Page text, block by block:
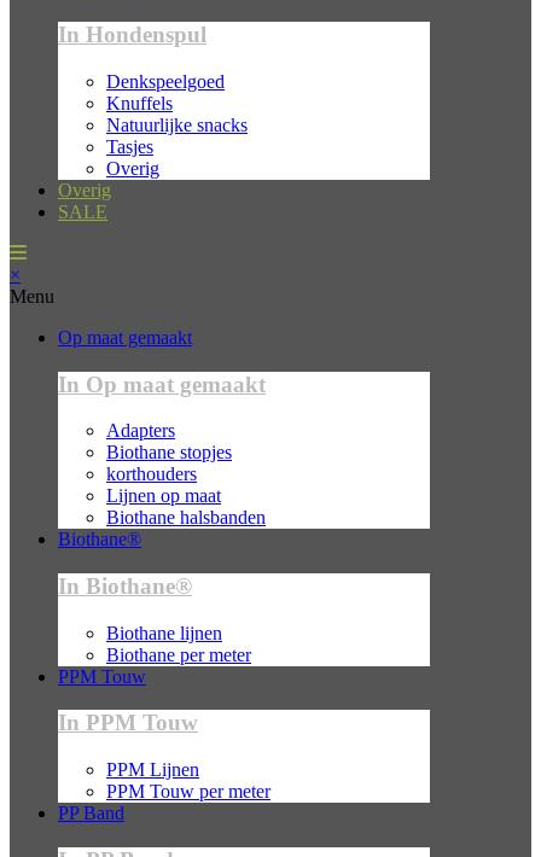
In Hondenspul
Denkspeelgoed
Knuffels
Natuurlijke snacks
Tasjes
Overig
Overig
SALE
×
Menu
Op maat gemaakt
In Op maat gemaakt
Adapters
Biothane stopjes
korthouders
Lijnen op maat
Biothane halsbanden
Biothane®
In Biothane®
Biothane lijnen
Biothane per meter
PPM Touw
In PPM Touw
PPM Lijnen
PPM Touw per meter
PP Band